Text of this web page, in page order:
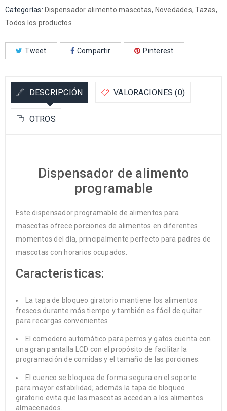
Categorías: Dispensador alimento mascotas, Novedades,Tazas,
Todos los productos
Tweet Compartir Pinterest
DESCRIPCIÓN VALORACIONES (0)
OTROS
Dispensador de alimento
programable
Este dispensador programable de alimentos para
mascotas ofrece porciones de alimentos en diferentes
momentos del día, principalmente perfecto para padres de
mascotas con horarios ocupados.
Caracteristicas:
La tapa de bloqueo giratorio mantiene los alimentos
frescos durante más tiempo y también es fácil de quitar
para recargas convenientes.
El comedero automático para perros y gatos cuenta con
una gran pantalla LCD con el propósito de facilitar la
programación de comidas y el tamaño de las porciones.
El cuenco se bloquea de forma segura en el soporte
para mayor estabilidad; además la tapa de bloqueo
giratorio evita que las mascotas accedan a los alimentos
almacenados.